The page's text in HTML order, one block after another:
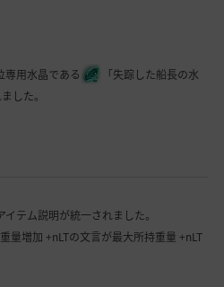
専用水晶である
「失踪した船長の水
した。
テム説明が統一されました。
量増加 +nLTの文言が最大所持重量 +nLT